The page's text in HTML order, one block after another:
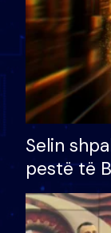
Selin
pestë të
çmimin e